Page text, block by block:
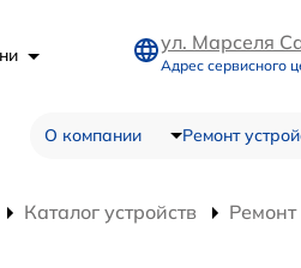
ул. Марселя
Адрес сервисного
О компании Ремонт
Каталог устройств